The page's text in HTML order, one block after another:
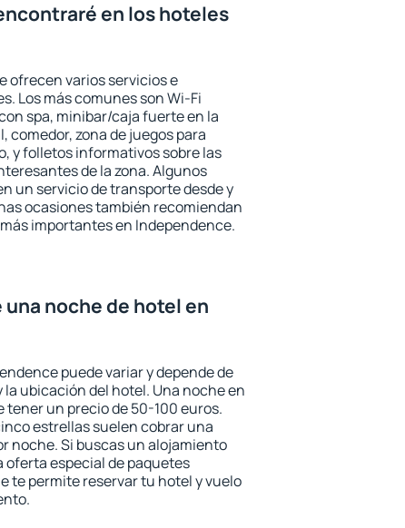
en los hoteles
ofrecen varios servicios e
Los más comunes son Wi-Fi
spa, minibar/caja fuerte en la
zona de juegos para
y folletos informativos sobre las
de la zona. Algunos
un servicio de transporte desde y
ocasiones también recomiendan
importantes en Independence.
noche de hotel en
puede variar y depende de
ubicación del hotel. Una noche en
tener un precio de 50-100 euros.
estrellas suelen cobrar una
noche. Si buscas un alojamiento
oferta especial de paquetes
te permite reservar tu hotel y vuelo